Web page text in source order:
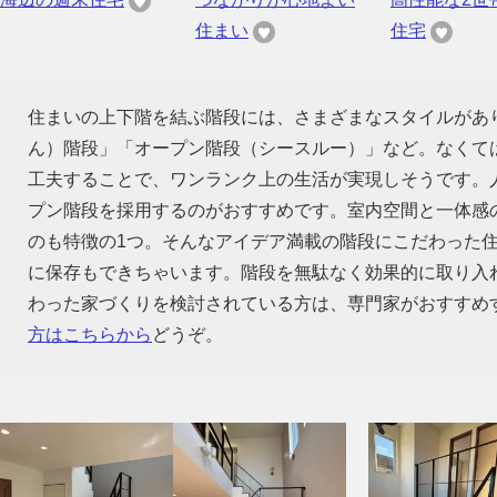
住まい
住宅
住まいの上下階を結ぶ階段には、さまざまなスタイルが
ん）階段」「オープン階段（シースルー）」など。なく
工夫することで、ワンランク上の生活が実現しそうです
プン階段を採用するのがおすすめです。室内空間と一体
のも特徴の1つ。そんなアイデア満載の階段にこだわった
に保存もできちゃいます。階段を無駄なく効果的に取り
わった家づくりを検討されている方は、専門家がおすす
方はこちらから どうぞ。